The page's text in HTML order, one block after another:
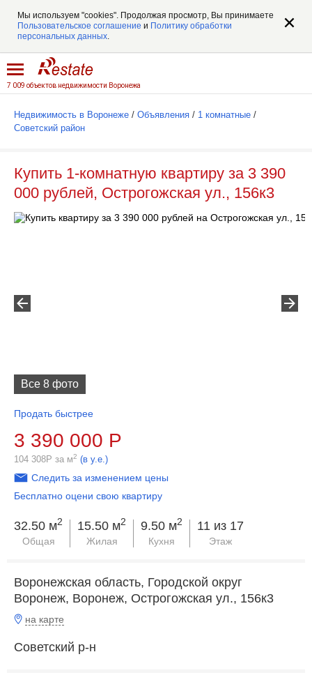
Мы используем "cookies". Продолжая просмотр, Вы принимаете
Пользовательское соглашение и Политику обработки
персональных данных.
7 009 объектов недвижимости Воронежа
Недвижимость в Воронеже / Объявления / 1 комнатные /
Советский район
Купить 1-комнатную квартиру за 3 390
000 рублей, Острогожская ул., 156к3
Все 8 фото
Продать быстрее
3 390 000 Р
104 308Р за м2 (в у.е.)
Следить за изменением цены
Бесплатно оцени свою квартиру
32.50 м2
Общая
15.50 м2
Жилая
9.50 м2
Кухня
11 из 17
Этаж
Воронежская область, Городской округ
Воронеж, Воронеж, Острогожская ул., 156к3
на карте
Советский р-н